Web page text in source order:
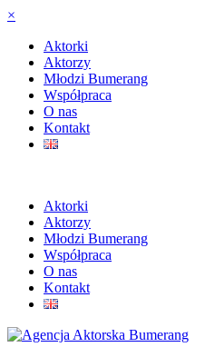
×
Aktorki
Aktorzy
Młodzi Bumerang
Współpraca
O nas
Kontakt
Aktorki
Aktorzy
Młodzi Bumerang
Współpraca
O nas
Kontakt